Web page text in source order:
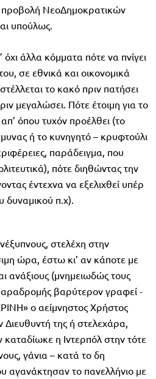
ΝεοΔημοκρατικών
υπούλως.
άλλα κόμματα πότε να πνίγει
σε εθνικά και οικονομικά
το κακό πριν πατήσει
μεγαλώσει. Πότε έτοιμη για το
όπου τυχόν προέλθει (το
ή το κυνηγητό – κρυφτούλι
παράδειγμα, που
πότε διηθώντας την
έντεχνα να εξελιχθεί υπέρ
δυναμικού π.χ).
στελέχη στην
ώρα, έστω κι’ αν κάποτε με
ανάξιους (μνημειωδώς τους
βαρύτερον γραφεί -
ο αείμνηστος Χρήστος
της ή στελεχάρα,
η Ιντερπόλ στην τότε
γάνια – κατά το δη
αγανάκτησαν το πανελλήνιο με